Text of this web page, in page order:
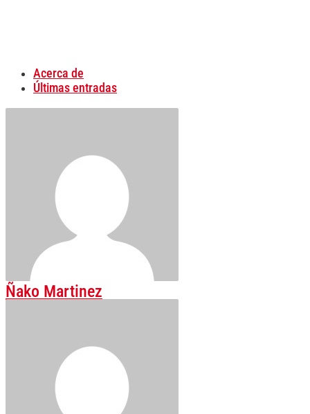
Acerca de
Últimas entradas
Ñako Martinez